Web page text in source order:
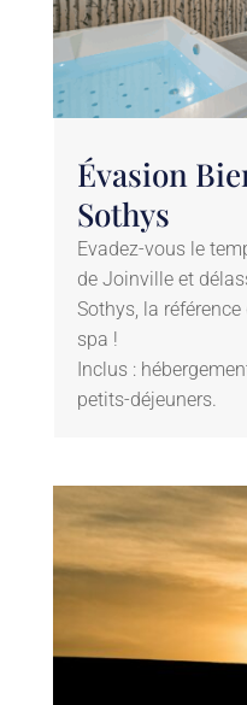
Évasion
Sothys
Evadez-vous le
de Joinville et
Sothys, la référence
spa !
Inclus :
petits-déjeuners.